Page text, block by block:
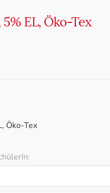
5% EL, Öko-Tex
Öko-Tex